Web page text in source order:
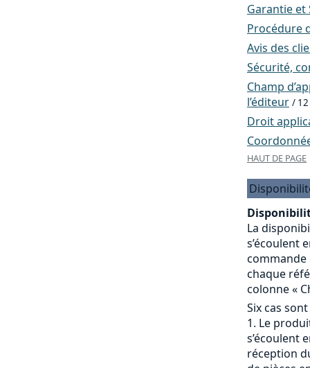
Garantie et
Procédure
Avis des
Sécurité,
Champ
l’éditeur / 12
Droit
HAUT DE PAGE
La
s’écoulent
commande
chaque
colonne «
Six cas
Le
s’écoulent
réception